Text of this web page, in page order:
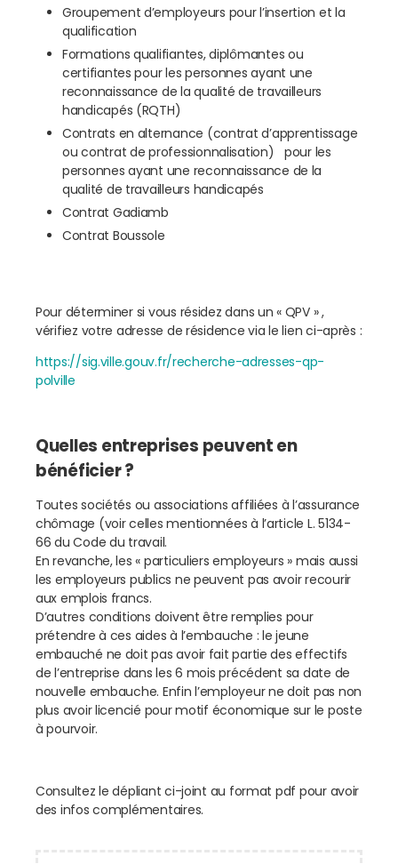
Groupement d’employeurs pour l’insertion et la
qualification
Formations qualifiantes, diplômantes ou
certifiantes pour les personnes ayant une
reconnaissance de la qualité de travailleurs
handicapés (RQTH)
Contrats en alternance (contrat d’apprentissage
ou contrat de professionnalisation) pour les
personnes ayant une reconnaissance de la
qualité de travailleurs handicapés
Contrat Gadiamb
Contrat Boussole
Pour déterminer si vous résidez dans un « QPV » ,
vérifiez votre adresse de résidence via le lien ci-après :
https://sig.ville.gouv.fr/recherche-adresses-qp-
polville
Quelles entreprises peuvent en
bénéficier ?
Toutes sociétés ou associations affiliées à l’assurance
chômage (voir celles mentionnées à l’article L. 5134-
66 du Code du travail.
En revanche, les « particuliers employeurs » mais aussi
les employeurs publics ne peuvent pas avoir recourir
aux emplois francs.
D’autres conditions doivent être remplies pour
prétendre à ces aides à l’embauche : le jeune
embauché ne doit pas avoir fait partie des effectifs
de l’entreprise dans les 6 mois précédent sa date de
nouvelle embauche. Enfin l’employeur ne doit pas non
plus avoir licencié pour motif économique sur le poste
à pourvoir.
Consultez le dépliant ci-joint au format pdf pour avoir
des infos complémentaires.